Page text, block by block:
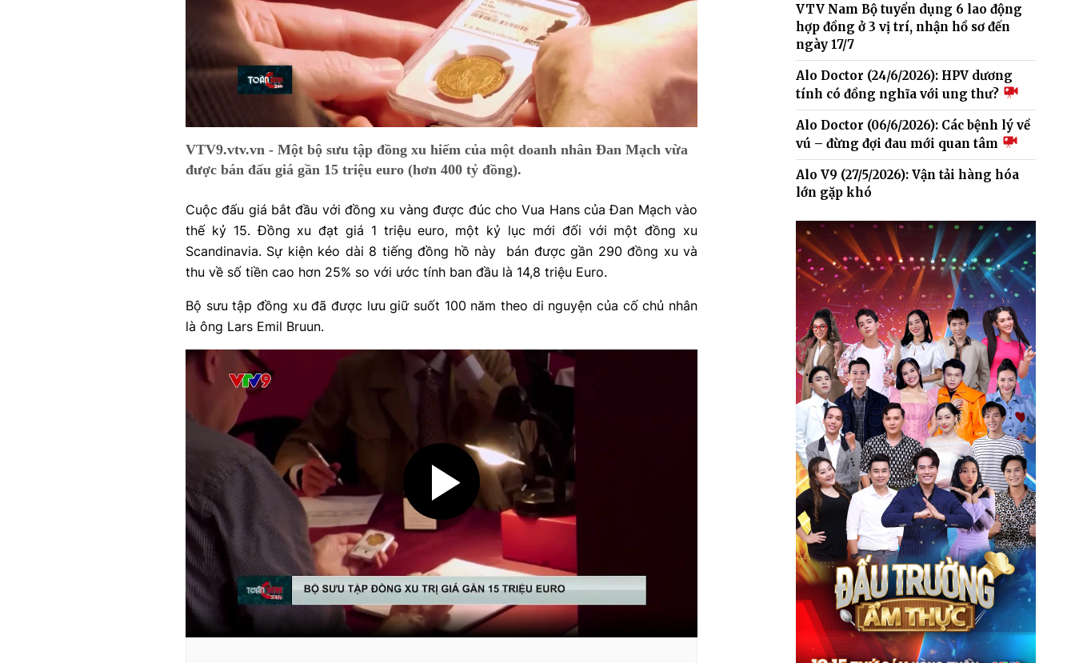
VTV9.vtv.vn - Một bộ sưu tập đồng xu hiếm của một doanh nhân Đan Mạch vừa
được bán đấu giá gần 15 triệu euro (hơn 400 tỷ đồng).
Cuộc đấu giá bắt đầu với đồng xu vàng được đúc cho Vua Hans của Đan Mạch vào
thế kỷ 15. Đồng xu đạt giá 1 triệu euro, một kỷ lục mới đối với một đồng xu
Scandinavia. Sự kiện kéo dài 8 tiếng đồng hồ này bán được gần 290 đồng xu và
thu về số tiền cao hơn 25% so với ước tính ban đầu là 14,8 triệu Euro.
Bộ sưu tập đồng xu đã được lưu giữ suốt 100 năm theo di nguyện của cố chủ nhân
là ông Lars Emil Bruun.
VTV Nam Bộ tuyển dụng 6 lao động
hợp đồng ở 3 vị trí, nhận hồ sơ đến
ngày 17/7
Alo Doctor (24/6/2026): HPV dương
tính có đồng nghĩa với ung thư?
Alo Doctor (06/6/2026): Các bệnh lý về
vú – đừng đợi đau mới quan tâm
Alo V9 (27/5/2026): Vận tải hàng hóa
lớn gặp khó